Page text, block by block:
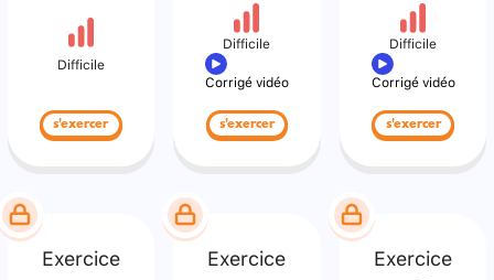
Difficile
s'exercer
Difficile
Corrigé vidéo
s'exercer
Difficile
Corrigé vidéo
s'exercer
Exercice Exercice Exercice